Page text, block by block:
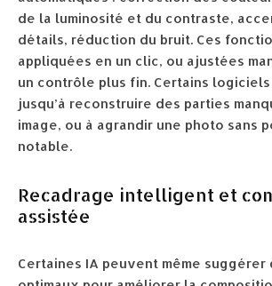
de la luminosité et du contraste,
détails, réduction du bruit. Ces
appliquées en un clic, ou ajustées
un contrôle plus fin. Certains logiciels
jusqu’à reconstruire des parties
image, ou à agrandir une photo sans
notable.
Recadrage intelligent et
assistée
Certaines IA peuvent même